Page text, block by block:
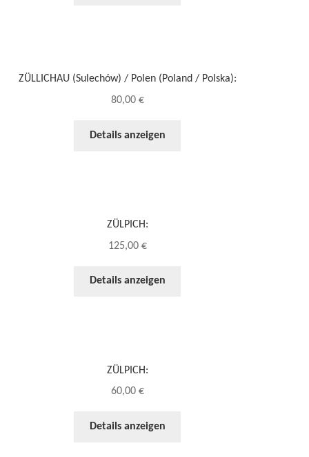
ZÜLLICHAU (Sulechów) / Polen (Poland / Polska):
80,00 €
Details anzeigen
ZÜLPICH:
125,00 €
Details anzeigen
ZÜLPICH:
60,00 €
Details anzeigen